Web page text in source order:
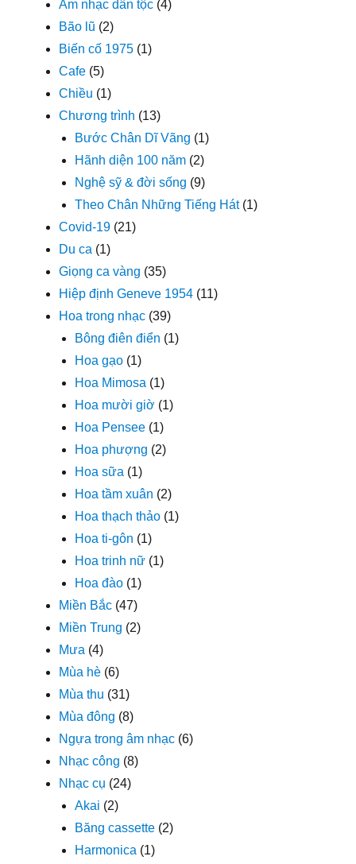
Âm nhạc dân tộc (4)
Bão lũ (2)
Biến cố 1975 (1)
Cafe (5)
Chiều (1)
Chương trình (13)
Bước Chân Dĩ Vãng (1)
Hãnh diện 100 năm (2)
Nghệ sỹ & đời sống (9)
Theo Chân Những Tiếng Hát(1)
Covid-19 (21)
Du ca (1)
Giọng ca vàng (35)
Hiệp định Geneve 1954 (11)
Hoa trong nhạc (39)
Bông điên điển (1)
Hoa gạo (1)
Hoa Mimosa (1)
Hoa mười giờ (1)
Hoa Pensee (1)
Hoa phượng (2)
Hoa sữa (1)
Hoa tầm xuân (2)
Hoa thạch thảo (1)
Hoa ti-gôn (1)
Hoa trinh nữ (1)
Hoa đào (1)
Miền Bắc (47)
Miền Trung (2)
Mưa (4)
Mùa hè (6)
Mùa thu (31)
Mùa đông (8)
Ngựa trong âm nhạc (6)
Nhạc công (8)
Nhạc cụ (24)
Akai (2)
Băng cassette (2)
Harmonica (1)